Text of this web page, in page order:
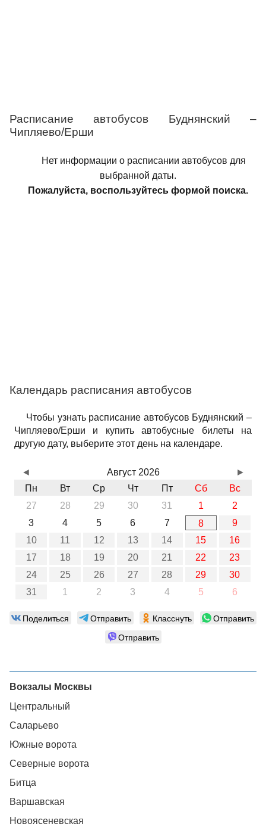
Расписание автобусов Буднянский –
Чипляево/Ерши
Нет информации о расписании автобусов для
выбранной даты.
Пожалуйста, воспользуйтесь формой поиска.
Календарь расписания автобусов
Чтобы узнать расписание автобусов Буднянский –
Чипляево/Ерши и купить автобусные билеты на
другую дату, выберите этот день на календаре.
Август 2026
Пн
Вт Ср Чт Пт Сб
Вс
27
28 29 30 31 1
2
3
4 5 6 7 8
9
10
11 12 13 14 15
16
17
18 19 20 21 22
23
24
25 26 27 28 29
30
31
1 2 3 4 5 6
◄ ►
Поделиться Отправить Класснуть
Отправить
Отправить
Вокзалы Москвы
Центральный
Саларьево
Южные ворота
Северные ворота
Битца
Варшавская
Новоясеневская